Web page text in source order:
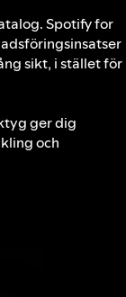
Spotify for
sikt, i stället för
ger dig
och